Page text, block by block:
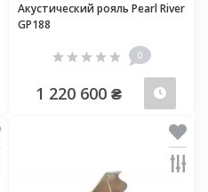
Предзаказ
Акустический рояль Pearl River
GP188
0
1 220 600 ₴